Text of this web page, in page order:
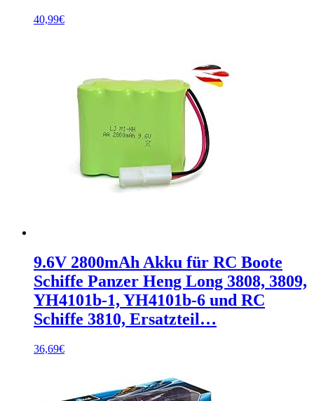
40,99€
9.6V 2800mAh Akku für RC Boote
Schiffe Panzer Heng Long 3808, 3809,
YH4101b-1, YH4101b-6 und RC
Schiffe 3810, Ersatzteil…
36,69€